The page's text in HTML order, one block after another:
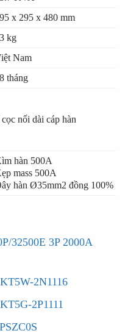
x 295 x 480 mm
kg
Nam
tháng
cọc nối dài cáp hàn
hàn 500A
mass 500A
hàn Ø35mm2 đồng 100%
32500E 3P 2000A
2N1116
2P1111